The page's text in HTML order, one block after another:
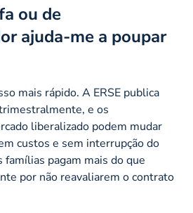
ou de
ajuda-me a poupar
mais rápido. A ERSE publica
e os
liberalizado podem mudar
custos e sem interrupção do
pagam mais do que
por não reavaliarem o contrato